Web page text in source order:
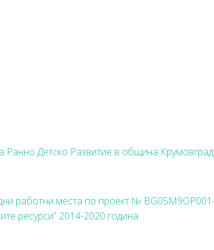
Ранно Детско Развитие в община
работни места по проект №
ресурси” 2014-2020 година